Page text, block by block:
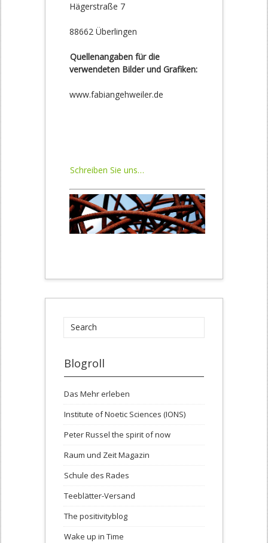
Hägerstraße 7
88662 Überlingen
Quellenangaben für die
verwendeten Bilder und Grafiken:
www.fabiangehweiler.de
Schreiben Sie uns…
Blogroll
Das Mehr erleben
Institute of Noetic Sciences (IONS)
Peter Russel the spirit of now
Raum und Zeit Magazin
Schule des Rades
Teeblätter-Versand
The positivityblog
Wake up in Time